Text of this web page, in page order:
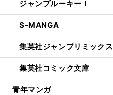
ジャンプルーキー！
S-MANGA
集英社ジャンプリミックス
集英社コミック文庫
青年マンガ